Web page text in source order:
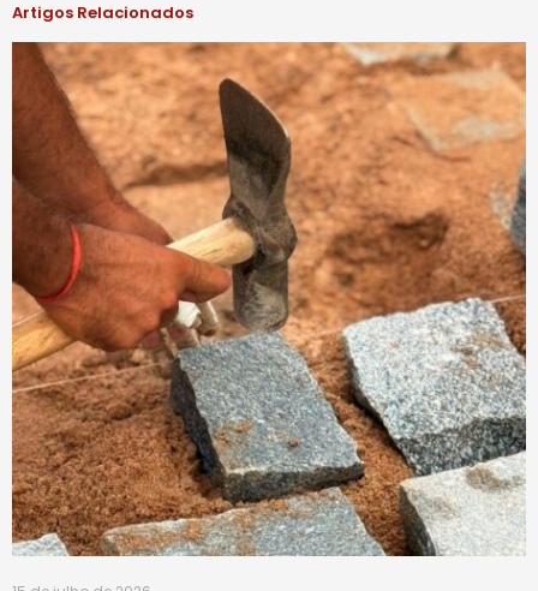
Artigos Relacionados